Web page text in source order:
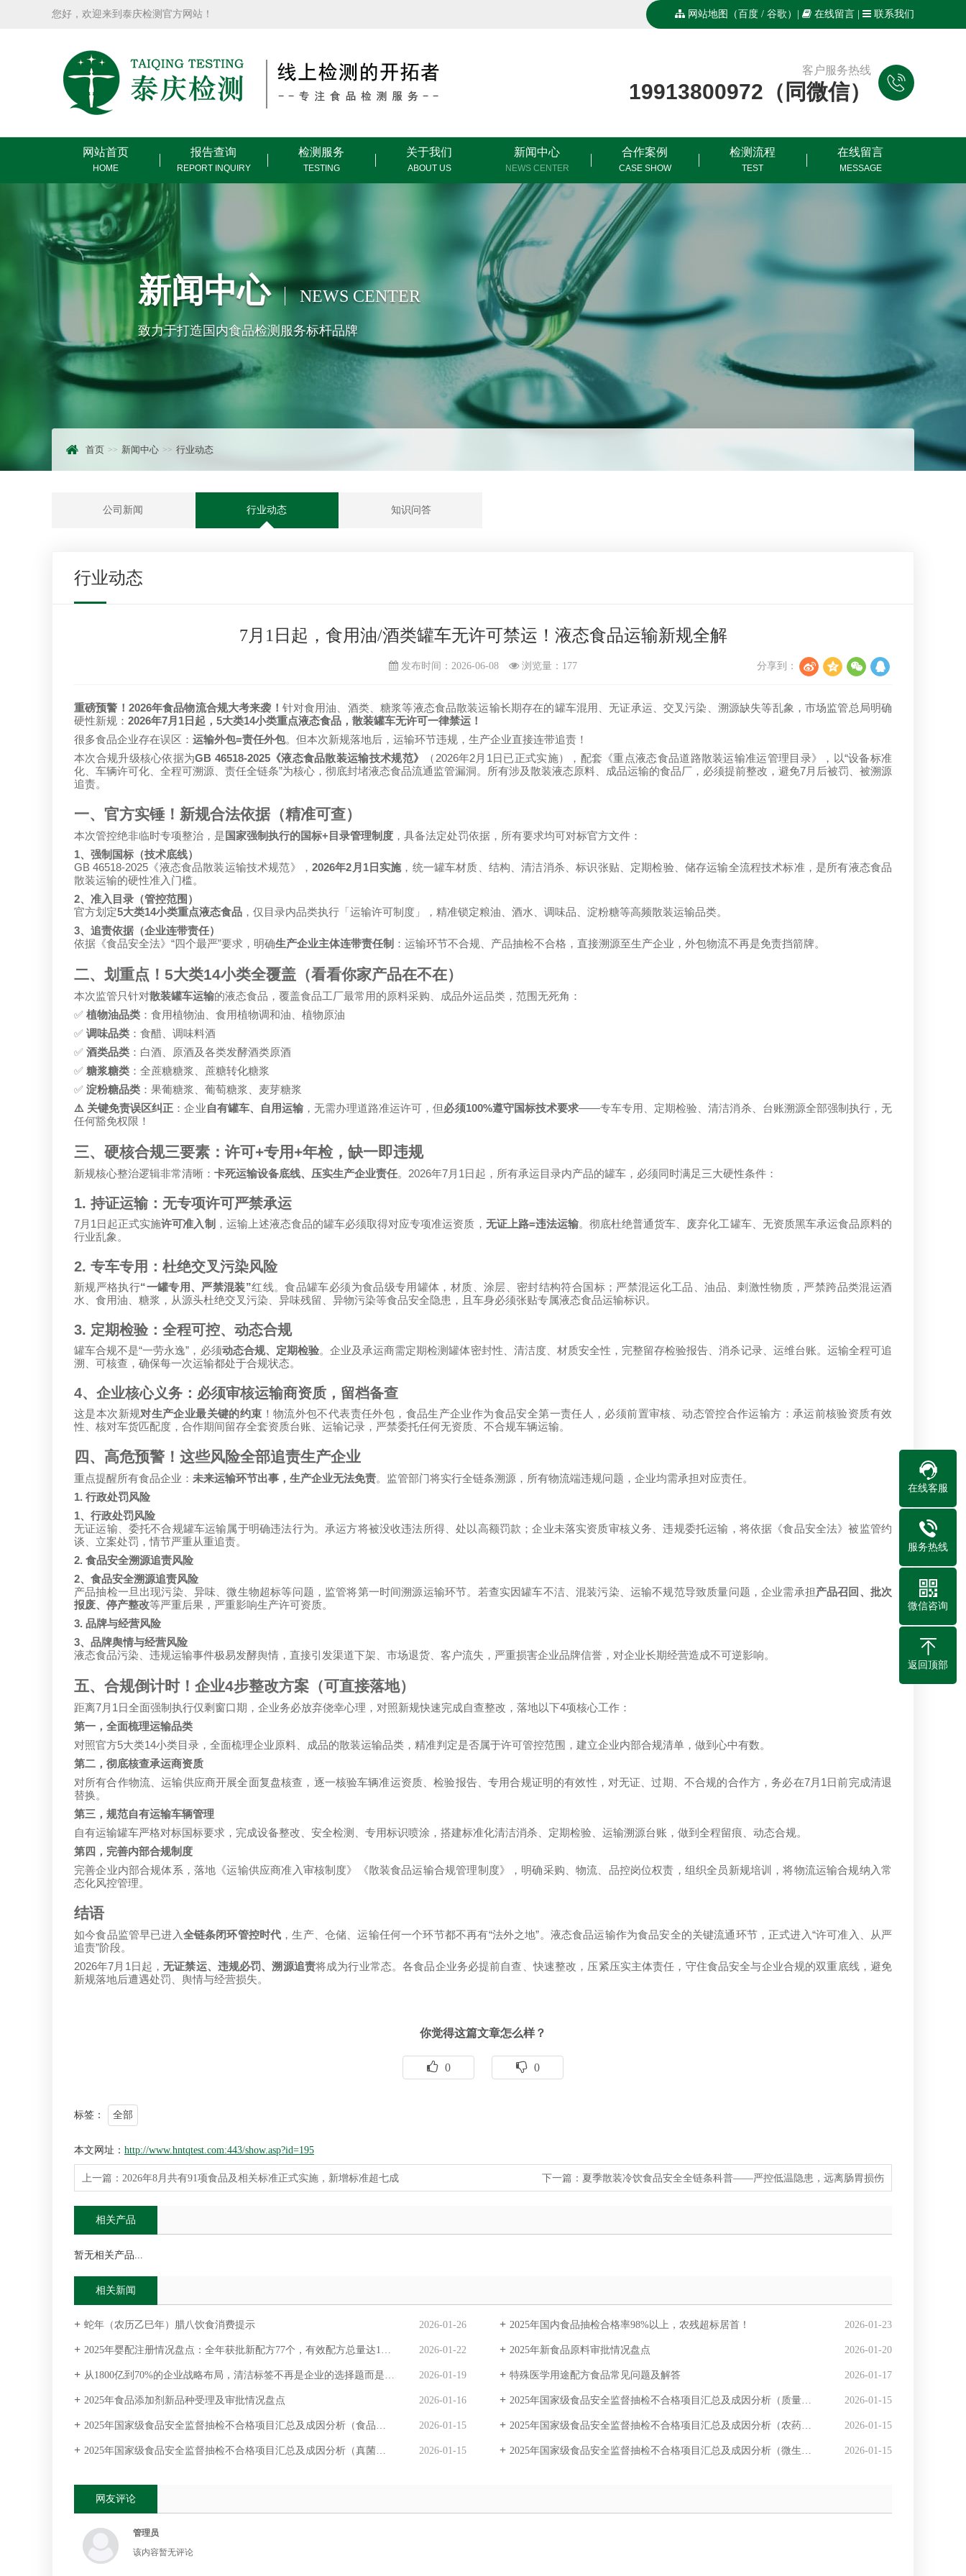
您好，欢迎来到泰庆检测官方网站！ 网站地图 （百度 / 谷歌 ）| 在线留言 联系我们
客户服务热线
19913800972（同微信）
网站首页
HOME
报告查询
REPORT INQUIRY
检测服务
TESTING
关于我们
ABOUT US
新闻中心
NEWS CENTER
合作案例
CASE SHOW
检测流程
TEST
在线留言
MESSAGE
新闻中心 NEWS CENTER
致力于打造国内食品检测服务标杆品牌
首页 新闻中心 行业动态
公司新闻 行业动态 知识问答
行业动态
7月1日起，食用油/酒类罐车无许可禁运！液态食品运输新规全解
发布时间：2026-06-08 浏览量： 177 分享到：
重磅预警！ 2026年食品物流合规大考来袭！ 针对食用油、酒类、糖浆等液态食品散装运输长期存在的罐车混用、无证承运、交叉污染、溯源缺失等乱象，市场监管总局明确
硬性新规： 2026年7月 1 日起， 5大类14小类重点液态食品，散装罐车无许可一律禁运！
很多食品企业存在误区： 运输外包=责任外包。但本次新规落地后，运输环节违规，生产企业直接连带追责！
本次合规升级核心依据为GB 46518-2025《液态食品散装运输技术规范》 （ 2026年2月 1 日已正式实施），配套《重点液态食品道路散装运输准运管理目录》，以“设备标准
化、车辆许可化、全程可溯源、责任全链条”为核心，彻底封堵液态食品流通监管漏洞。所有涉及散装液态原料、成品运输的食品厂，必须提前整改，避免7月后被罚、被溯源
追责。
一、官方实锤！新规合法依据（精准可查）
本次管控绝非临时专项整治，是 国家强制执行的国标+ 目录管理制度 ，具备法定处罚依据，所有要求均可对标官方文件：
1、强制国标（技术底线）
GB 46518-2025 《液态食品散装运输技术规范》， 2026年2 月 1日实施，统一罐车材质、结构、清洁消杀、标识张贴、定期检验、储存运输全流程技术标准，是所有液态食品
散装运输的硬性准入门槛。
2、准入目录（管控范围）
官方划定5大类14小类重点液态食品 ，仅目录内品类执行「运输许可制度」，精准锁定粮油、酒水、调味品、淀粉糖等高频散装运输品类。
3、追责依据（企业连带责任）
依据《食品安全法》 “四个最严”要求，明确生产企业主体连带责任制 ：运输环节不合规、产品抽检不合格，直接溯源至生产企业，外包物流不再是免责挡箭牌。
二、划重点！ 5大类14小类全覆盖（看看你家产品在不在）
本次监管只针对散装罐车运输的液态食品，覆盖食品工厂最常用的原料采购、成品外运品类，范围无死角：
✅ 植物油品类 ：食用植物油、食用植物调和油、植物原油
✅ 调味品类 ：食醋、调味料酒
✅ 酒类品类 ：白酒、原酒及各类发酵酒类原酒
✅ 糖浆糖类 ：全蔗糖糖浆、蔗糖转化糖浆
✅ 淀粉糖品类 ：果葡糖浆、葡萄糖浆、麦芽糖浆
⚠️ 关键免责误区纠正 ：企业自有罐车、自用运输，无需办理道路准运许可，但必须100%遵守国标技术要求——专车专用、定期检验、清洁消杀、台账溯源全部强制执行，无
任何豁免权限！
三、硬核合规三要素：许可+专用+年检，缺一即违规
新规核心整治逻辑非常清晰： 卡死运输设备底线、压实生产企业责任。 2026年7月 1 日起，所有承运目录内产品的罐车，必须同时满足三大硬性条件：
1. 持证运输：无专项许可严禁承运
7月 1 日起正式实施许可准入制 ，运输上述液态食品的罐车必须取得对应专项准运资质， 无证上路=违法运输。彻底杜绝普通货车、废弃化工罐车、无资质黑车承运食品原料的
行业乱象。
2. 专车专用：杜绝交叉污染风险
新规严格执行“一罐专用、严禁混装”红线。食品罐车必须为食品级专用罐体，材质、涂层、密封结构符合国标；严禁混运化工品、油品、刺激性物质，严禁跨品类混运酒
水、食用油、糖浆，从源头杜绝交叉污染、异味残留、异物污染等食品安全隐患，且车身必须张贴专属液态食品运输标识。
3. 定期检验：全程可控、动态合规
罐车合规不是“一劳永逸” ，必须动态合规、定期检验。企业及承运商需定期检测罐体密封性、清洁度、材质安全性，完整留存检验报告、消杀记录、运维台账。运输全程可追
溯、可核查，确保每一次运输都处于合规状态。
4、企业核心义务：必须审核运输商资质，留档备查
这是本次新规对生产企业最关键的约束 ！物流外包不代表责任外包，食品生产企业作为食品安全第一责任人，必须前置审核、动态管控合作运输方：承运前核验资质有效
性、核对车货匹配度，合作期间留存全套资质台账、运输记录，严禁委托任何无资质、不合规车辆运输。
四、高危预警！这些风险全部追责生产企业
重点提醒所有食品企业： 未来运输环节出事，生产企业无法免责。监管部门将实行全链条溯源，所有物流端违规问题，企业均需承担对应责任。
1. 行政处罚风险
1、行政处罚风险
无证运输、委托不合规罐车运输属于明确违法行为。承运方将被没收违法所得、处以高额罚款；企业未落实资质审核义务、违规委托运输，将依据《食品安全法》被监管约
谈、立案处罚，情节严重从重追责。
2. 食品安全溯源追责风险
2、食品安全溯源追责风险
产品抽检一旦出现污染、异味、微生物超标等问题，监管将第一时间溯源运输环节。若查实因罐车不洁、混装污染、运输不规范导致质量问题，企业需承担产品召回、批次
报废、停产整改等严重后果，严重影响生产许可资质。
3. 品牌与经营风险
3、品牌舆情与经营风险
液态食品污染、违规运输事件极易发酵舆情，直接引发渠道下架、市场退货、客户流失，严重损害企业品牌信誉，对企业长期经营造成不可逆影响。
五、合规倒计时！企业4步整改方案（可直接落地）
距离7月 1 日全面强制执行仅剩窗口期，企业务必放弃侥幸心理，对照新规快速完成自查整改，落地以下4项核心工作：
第一，全面梳理运输品类
对照官方5大类14小类目录，全面梳理企业原料、成品的散装运输品类，精准判定是否属于许可管控范围，建立企业内部合规清单，做到心中有数。
第二，彻底核查承运商资质
对所有合作物流、运输供应商开展全面复盘核查，逐一核验车辆准运资质、检验报告、专用合规证明的有效性，对无证、过期、不合规的合作方，务必在7月 1 日前完成清退
替换。
第三，规范自有运输车辆管理
自有运输罐车严格对标国标要求，完成设备整改、安全检测、专用标识喷涂，搭建标准化清洁消杀、定期检验、运输溯源台账，做到全程留痕、动态合规。
第四，完善内部合规制度
完善企业内部合规体系，落地《运输供应商准入审核制度》《散装食品运输合规管理制度》，明确采购、物流、品控岗位权责，组织全员新规培训，将物流运输合规纳入常
态化风控管理。
结语
如今食品监管早已进入全链条闭环管控时代 ，生产、仓储、运输任何一个环节都不再有“法外之地”。液态食品运输作为食品安全的关键流通环节，正式进入“许可准入、从严
追责”阶段。
2026年7月 1 日起，无证禁运、违规必罚、溯源追责将成为行业常态。各食品企业务必提前自查、快速整改，压紧压实主体责任，守住食品安全与企业合规的双重底线，避免
新规落地后遭遇处罚、舆情与经营损失。
你觉得这篇文章怎么样？
0 0
标签： 全部
本文网址： http://www.hntqtest.com:443/show.asp?id=195
上一篇： 2026年8月共有91项食品及相关标准正式实施，新增标准超七成 下一篇： 夏季散装冷饮食品安全全链条科普——严控低温隐患，远离肠胃损伤
相关产品
暂无相关产品...
相关新闻
蛇年（农历乙巳年）腊八饮食消费提示 2026-01-26 2025年国内食品抽检合格率98%以上，农残超标居首！ 2026-01-23
2025年婴配注册情况盘点：全年获批新配方77个，有效配方总量达1276个 2026-01-22 2025年新食品原料审批情况盘点 2026-01-20
​从1800亿到70%的企业战略布局，清洁标签不再是企业的选择题而是必答题？ 2026-01-19 特殊医学用途配方食品常见问题及解答 2026-01-17
2025年食品添加剂新品种受理及审批情况盘点 2026-01-16 2025年国家级食品安全监督抽检不合格项目汇总及成因分析（质量指标与标签篇） 2026-01-15
2025年国家级食品安全监督抽检不合格项目汇总及成因分析（食品添加剂篇） 2026-01-15 2025年国家级食品安全监督抽检不合格项目汇总及成因分析（农药残留篇） 2026-01-15
2025年国家级食品安全监督抽检不合格项目汇总及成因分析（真菌毒素和污染物篇） 2026-01-15 2025年国家级食品安全监督抽检不合格项目汇总及成因分析（微生物篇） 2026-01-15
网友评论
管理员
该内容暂无评论
在线客服
服务热线
微信咨询
返回顶部